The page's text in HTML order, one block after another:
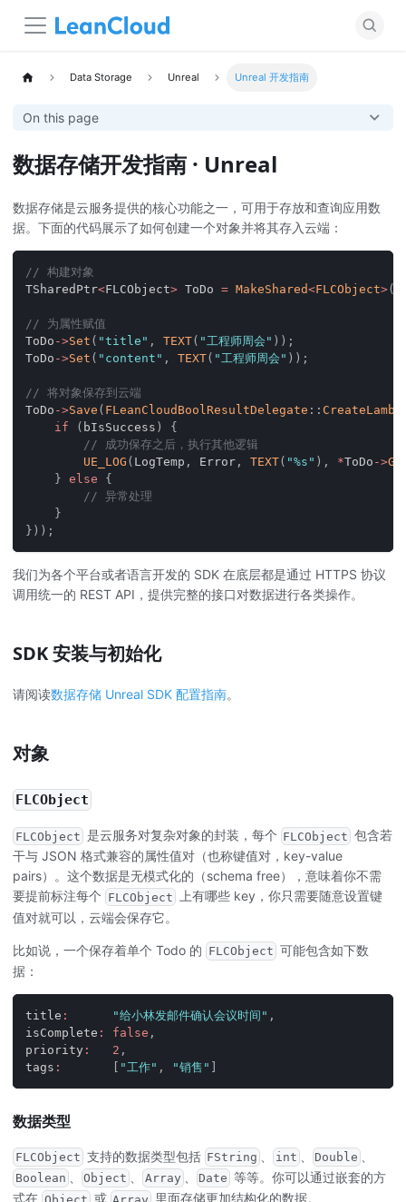
Data Storage Unreal Unreal 开发指南
On this page
数据存储开发指南 · Unreal
数据存储是云服务提供的核心功能之一，可用于存放和查询应用数
据。下面的代码展示了如何创建一个对象并将其存入云端：
// 构建对象
TSharedPtr<FLCObject> ToDo = MakeShared<FLCObject>(
// 为属性赋值
ToDo ->Set ( "title" , TEXT( "工程师周会" ) ) ;
ToDo ->Set ( "content" , TEXT( "工程师周会" ) ) ;
// 将对象保存到云端
ToDo ->Save ( FLeanCloudBoolResultDelegate ::
if
( bIsSuccess )
{
// 成功保存之后，执行其他逻辑
UE_LOG ( LogTemp , Error , TEXT( "%s" ) , *ToDo ->
} else
{
// 异常处理
}
} ) ) ;
我们为各个平台或者语言开发的 SDK 在底层都是通过 HTTPS 协议
调用统一的 REST API，提供完整的接口对数据进行各类操作。
SDK 安装与初始化
请阅读数据存储 Unreal SDK 配置指南。
对象
FLCObject
FLCObject 是云服务对复杂对象的封装，每个 FLCObject 包含若
干与 JSON 格式兼容的属性值对（也称键值对，key-value
pairs）。这个数据是无模式化的（schema free），意味着你不需
要提前标注每个 FLCObject 上有哪些 key，你只需要随意设置键
值对就可以，云端会保存它。
比如说，一个保存着单个 Todo 的 FLCObject 可能包含如下数
据：
title : "给小林发邮件确认会议时间" ,
isComplete : false ,
priority : 2 ,
tags : "工作" , "销售"
数据类型
FLCObject 支持的数据类型包括 FString int Double
Boolean Object Array Date 等等。你可以通过嵌套的方
式在 Object 或 Array 里面存储更加结构化的数据。